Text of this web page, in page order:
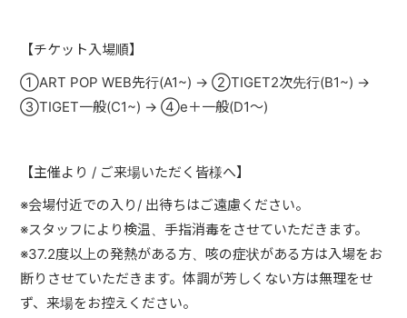
【チケット入場順】
①ART POP WEB先行(A1~) → ②TIGET2次先行(B1~) →
③TIGET一般(C1~) → ④e＋一般(D1～)
【主催より / ご来場いただく皆様へ】
※会場付近での入り/ 出待ちはご遠慮ください。
※スタッフにより検温、手指消毒をさせていただきます。
※37.2度以上の発熱がある方、咳の症状がある方は入場をお
断りさせていただきます。体調が芳しくない方は無理をせ
ず、来場をお控えください。